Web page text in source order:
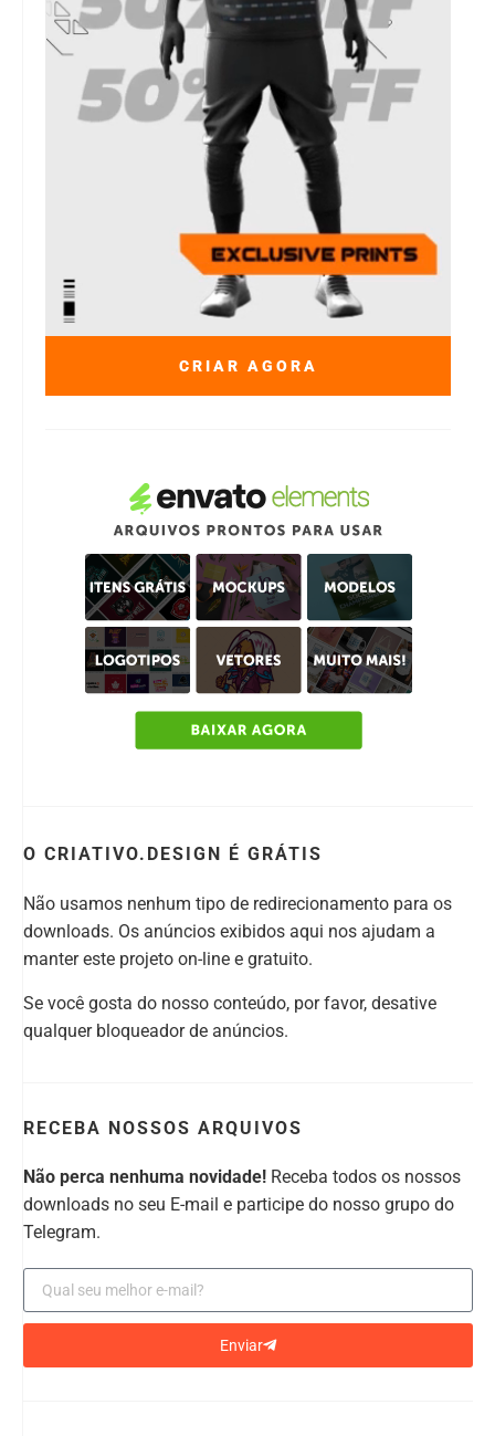
CRIAR AGORA
O CRIATIVO.DESIGN É GRÁTIS
Não usamos nenhum tipo de redirecionamento para os
downloads. Os anúncios exibidos aqui nos ajudam a
manter este projeto on-line e gratuito.
Se você gosta do nosso conteúdo, por favor, desative
qualquer bloqueador de anúncios.
RECEBA NOSSOS ARQUIVOS
Não perca nenhuma novidade! Receba todos os nossos
downloads no seu E-mail e participe do nosso grupo do
Telegram.
Enviar